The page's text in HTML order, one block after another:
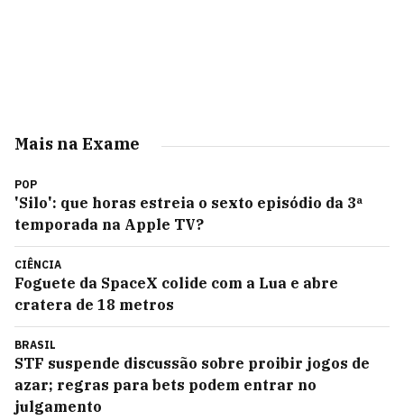
Mais na Exame
POP
'Silo': que horas estreia o sexto episódio da 3ª
temporada na Apple TV?
CIÊNCIA
Foguete da SpaceX colide com a Lua e abre
cratera de 18 metros
BRASIL
STF suspende discussão sobre proibir jogos de
azar; regras para bets podem entrar no
julgamento